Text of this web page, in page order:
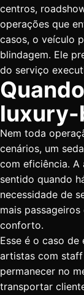
centros,
operações que
casos, o veículo
blindagem. Ele
do serviço
luxury-
Nem toda
cenários, um
com eficiência. A
sentido quando
necessidade de
mais
conforto.
Esse é o caso de
artistas com
permanecer no
transportar